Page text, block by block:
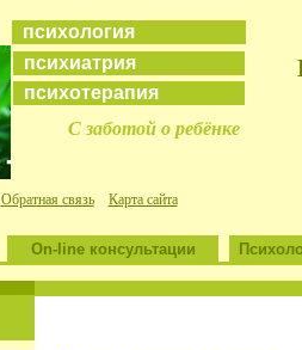
психология
психиатрия
психотерапия
С заботой о ребёнке
Обратная связь Карта сайта
On-line консультации